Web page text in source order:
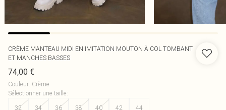
CRÈME MANTEAU MIDI EN IMITATION MOUTON À COL TOMBANT
ET MANCHES BASSES
74,00 €
Couleur: Crème
Sélectionner une taille:
32
34 36 38 40 42 44